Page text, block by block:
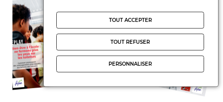
TOUT ACCEPTER
TOUT REFUSER
PERSONNALISER